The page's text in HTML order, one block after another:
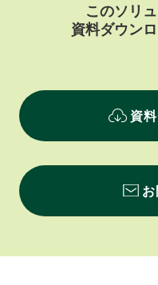
このソリ
資料ダウン
資